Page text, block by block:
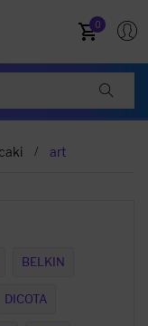
0
art
BELKIN
DICOTA